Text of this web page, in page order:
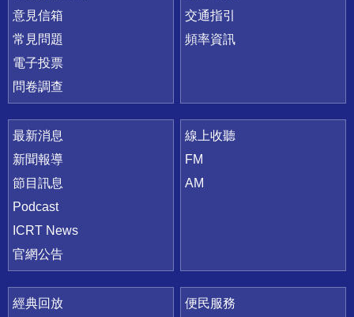
意見信箱
常見問題
電子投票
問卷調查
交通指引
頻率資訊
最新消息
新聞報導
節目訊息
Podcast
ICRT News
官網公告
線上收聽
FM
AM
經典回放
便民服務